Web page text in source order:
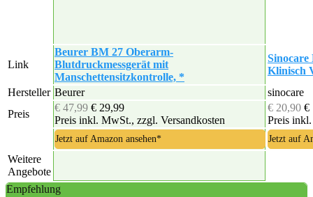
Link
Beurer BM 27 Oberarm-
Blutdruckmessgerät mit
Manschettensitzkontrolle, *
Sinocare
Klinisch
Hersteller Beurer
sinocare
Preis
€ 47,99 € 29,99
Preis inkl. MwSt., zzgl. Versandkosten
€ 20,90 €
Preis
Jetzt auf Amazon ansehen* Jetzt auf
Weitere
Angebote
Empfehlung